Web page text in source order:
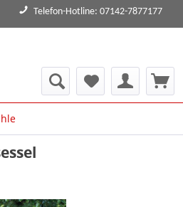
Telefon-Hotline: 07142-7877177